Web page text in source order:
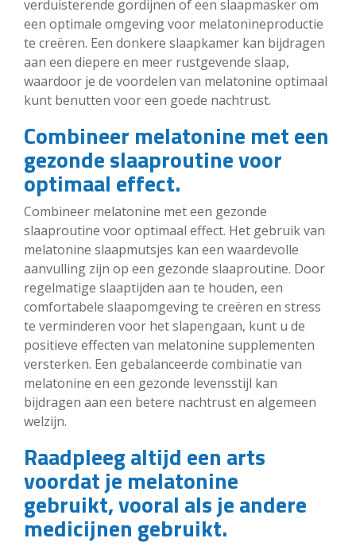
verduisterende gordijnen of een slaapmasker om
een optimale omgeving voor melatonineproductie
te creëren. Een donkere slaapkamer kan bijdragen
aan een diepere en meer rustgevende slaap,
waardoor je de voordelen van melatonine optimaal
kunt benutten voor een goede nachtrust.
Combineer melatonine met een
gezonde slaaproutine voor
optimaal effect.
Combineer melatonine met een gezonde
slaaproutine voor optimaal effect. Het gebruik van
melatonine slaapmutsjes kan een waardevolle
aanvulling zijn op een gezonde slaaproutine. Door
regelmatige slaaptijden aan te houden, een
comfortabele slaapomgeving te creëren en stress
te verminderen voor het slapengaan, kunt u de
positieve effecten van melatonine supplementen
versterken. Een gebalanceerde combinatie van
melatonine en een gezonde levensstijl kan
bijdragen aan een betere nachtrust en algemeen
welzijn.
Raadpleeg altijd een arts
voordat je melatonine
gebruikt, vooral als je andere
medicijnen gebruikt.